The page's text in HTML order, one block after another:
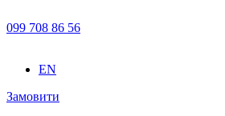
099 708 86 56
EN
Замовити